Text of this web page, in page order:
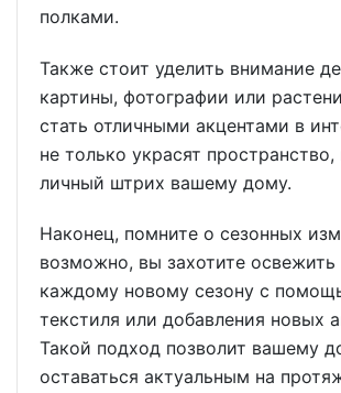
полками.
Также стоит уделить внимание
картины, фотографии или
стать отличными акцентами в
не только украсят
личный штрих вашему дому.
Наконец, помните о сезонных
возможно, вы захотите освежить
каждому новому сезону с
текстиля или добавления новых
Такой подход позволит вашему
оставаться актуальным на